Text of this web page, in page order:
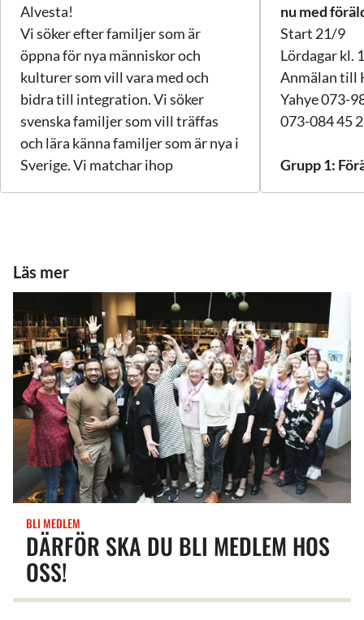
Alvesta!
Vi söker efter familjer som är
öppna för nya människor och
kulturer som vill vara med och
bidra till integration. Vi söker
svenska familjer som vill träffas
och lära känna familjer som är nya i
Sverige. Vi matchar ihop
utanförskap och bilda gemenskap
bland människor från olika
kulturer.
Läs mer och anmäl dig
här:www.familjekompis.nu
nu med
Start 21/9
Lördagar kl.
Anmälan till
Yahye 073-
073-084 45
Grupp 1:
Grupp 2:
Barn från ca
Välkommen
sporter
ledare.
Plats:
Grupp 3:
Medan
pappor och
Plats:
Läs mer
DÄRFÖR SKA DU BLI MEDLEM HOS
OSS!
BLI MEDLEM